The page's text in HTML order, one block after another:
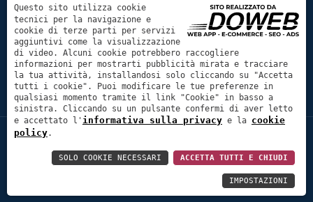
Contattaci
info@bpgairimpianti.it
bpgair.impianti@gmail.com
B.P.G. air impianti SrlsPartita IVA:04379280235
Capitale sociale:1000€
Questo sito utilizza cookie
tecnici per la navigazione e
cookie di terze parti per servizi
aggiuntivi come la visualizzazione
di video. Alcuni cookie potrebbero raccogliere
informazioni per mostrarti pubblicità mirata e tracciare
la tua attività, installandosi solo cliccando su "Accetta
tutti i cookie". Puoi modificare le tue preferenze in
qualsiasi momento tramite il link "Cookie" in basso a
sinistra. Cliccando su un pulsante confermi di aver letto
e accettato l' informativa sulla privacy e la cookie
policy.
ACCETTA TUTTI E CHIUDI
SOLO COOKIE NECESSARI
IMPOSTAZIONI